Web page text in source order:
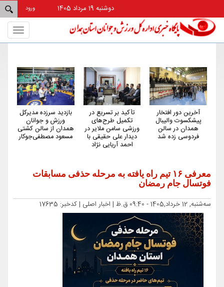
ورود
دوشنبه 19 مرداد 1405
آخرین دور افتخار
پیشکسوت والیبال
همدان در سالن
فردوسی زده شد
تأکید بر تسریع در
تکمیل طرح‌های
ورزشی سامن ملایر در
دیدار علی حقیقی با
احمد آریایی نژاد
بازدید سرزده مدیرکل
ورزش و جوانان
همدان از سالن کشتی
مسعود مصطفی‌جوکار
معرفی ۱۶ تیم راه یافته به مرحله حذفی مسابقات
فوتسال جام رمضان
ﺳﻪشنبه, 12 خرداد,1405 - 09:40 ق.ظ | اخبار اصلی | کدخبر: 17635